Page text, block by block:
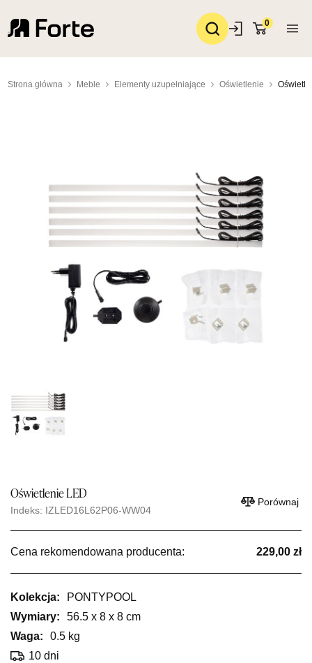
0
Strona główna Meble Elementy uzupełniające Oświetlenie
Oświetlenie LED
Indeks: IZLED16L62P06-WW04
Porównaj
Cena rekomendowana producenta: 229,00 zł
Kolekcja:
PONTYPOOL
Wymiary:
56.5 x 8 x 8 cm
Waga:
0.5 kg
10 dni